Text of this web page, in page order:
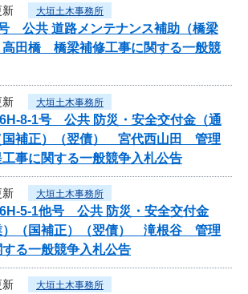
新 大垣土木事務所
公共 道路メンテナンス補助（橋梁
高田橋 橋梁補修工事に関する一般競
新 大垣土木事務所
8-1号 公共 防災・安全交付金（通
国補正）（翌債） 宮代西山田 管理
事に関する一般競争入札公告
新 大垣土木事務所
5-1他号 公共 防災・安全交付金
）（国補正）（翌債） 滝根谷 管理
る一般競争入札公告
新 大垣土木事務所